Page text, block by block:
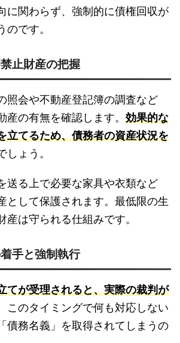
に関わらず、強制的に債権回収が
のです。
止財産の把握
照会や不動産登記簿の調査など
産の有無を確認します。 効果的な
立てるため、債務者の資産状況を
しょう。
送る上で必要な家具や衣類など
として保護されます。最低限の生
産は守られる仕組みです。
手と強制執行
てが受理されると、実際の裁判が
このタイミングで何も対応しない
債務名義」を取得されてしまうの